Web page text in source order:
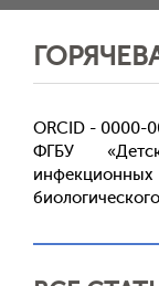
ORCID - 0000-
ФГБУ